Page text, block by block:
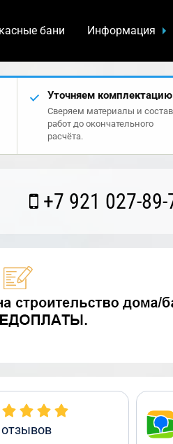
бани Информация
Уточняем комплектацию
Сверяем материалы и состав
работ до окончательного
расчёта.
+7 921 027-89-
отзывов